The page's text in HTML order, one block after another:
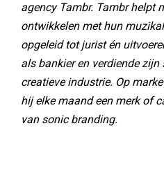
agency Tambr. Tambr helpt
ontwikkelen met hun
opgeleid tot jurist én
als bankier en verdiende
creatieve industrie. Op
hij elke maand een merk of
van sonic branding.